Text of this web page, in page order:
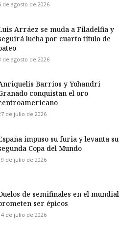
de agosto de 2026
Arráez se muda a Filadelfia y
lucha por cuarto título de
de agosto de 2026
Barrios y Yohandri
conquistan el oro
de julio de 2026
impuso su furia y levanta su
Copa del Mundo
de julio de 2026
de semifinales en el mundial
ser épicos
de julio de 2026